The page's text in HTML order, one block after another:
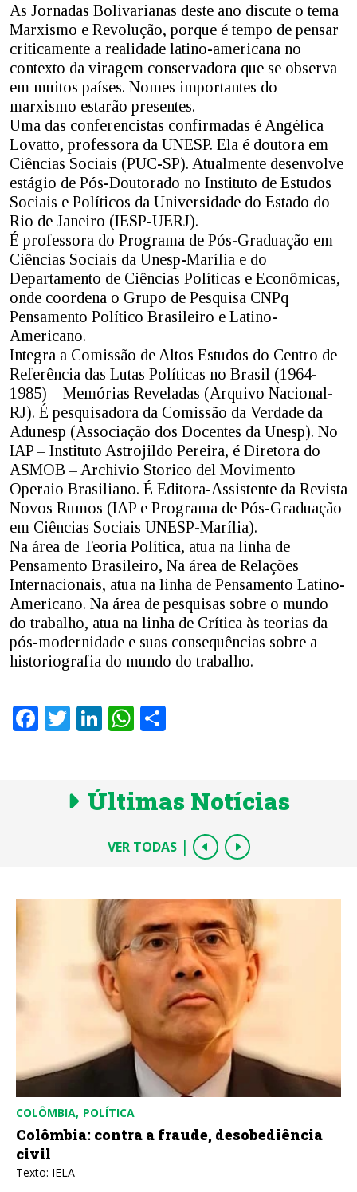
As Jornadas Bolivarianas deste ano discute o tema
Marxismo e Revolução, porque é tempo de pensar
criticamente a realidade latino-americana no
contexto da viragem conservadora que se observa
em muitos países. Nomes importantes do
marxismo estarão presentes.
Uma das conferencistas confirmadas é Angélica
Lovatto, professora da UNESP. Ela é doutora em
Ciências Sociais (PUC-SP). Atualmente desenvolve
estágio de Pós-Doutorado no Instituto de Estudos
Sociais e Políticos da Universidade do Estado do
Rio de Janeiro (IESP-UERJ).
É professora do Programa de Pós-Graduação em
Ciências Sociais da Unesp-Marília e do
Departamento de Ciências Políticas e Econômicas,
onde coordena o Grupo de Pesquisa CNPq
Pensamento Político Brasileiro e Latino-
Americano.
Integra a Comissão de Altos Estudos do Centro de
Referência das Lutas Políticas no Brasil (1964-
1985) – Memórias Reveladas (Arquivo Nacional-
RJ). É pesquisadora da Comissão da Verdade da
Adunesp (Associação dos Docentes da Unesp). No
IAP – Instituto Astrojildo Pereira, é Diretora do
ASMOB – Archivio Storico del Movimento
Operaio Brasiliano. É Editora-Assistente da Revista
Novos Rumos (IAP e Programa de Pós-Graduação
em Ciências Sociais UNESP-Marília).
Na área de Teoria Política, atua na linha de
Pensamento Brasileiro, Na área de Relações
Internacionais, atua na linha de Pensamento Latino-
Americano. Na área de pesquisas sobre o mundo
do trabalho, atua na linha de Crítica às teorias da
pós-modernidade e suas consequências sobre a
historiografia do mundo do trabalho.
Facebook
TwitterLinkedInWhatsApp
Últimas Notícias
VER TODAS |
COLÔMBIA POLÍTICA
Colômbia: contra a fraude, desobediência
civil
Texto: IELA